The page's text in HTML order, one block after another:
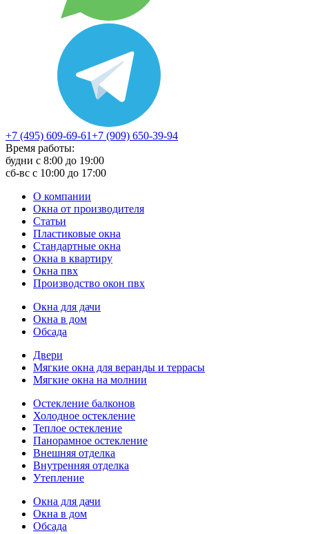
+7 (495) 609-69-61+7 (909) 650-39-94
Время работы:
будни с 8:00 до 19:00
сб-вс с 10:00 до 17:00
О компании
Окна от производителя
Статьи
Пластиковые окна
Стандартные окна
Окна в квартиру
Окна пвх
Производство окон пвх
Окна для дачи
Окна в дом
Обсада
Двери
Мягкие окна для веранды и террасы
Мягкие окна на молнии
Остекление балконов
Холодное остекление
Теплое остекление
Панорамное остекление
Внешняя отделка
Внутренняя отделка
Утепление
Окна для дачи
Окна в дом
Обсада